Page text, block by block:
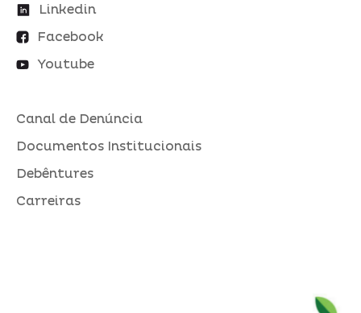
Linkedin
Facebook
Youtube
Canal de Denúncia
Documentos Institucionais
Debêntures
Carreiras